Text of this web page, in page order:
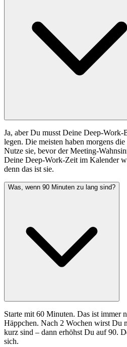
Ja, aber Du musst Deine Deep-Work-
legen. Die meisten haben morgens
Nutze sie, bevor der Meeting-
Deine Deep-Work-Zeit im Kalender
denn das ist sie.
Was, wenn 90 Minuten zu lang sind?
Starte mit 60 Minuten. Das ist immer
Häppchen. Nach 2 Wochen wirst Du
kurz sind – dann erhöhst Du auf 90.
sich.